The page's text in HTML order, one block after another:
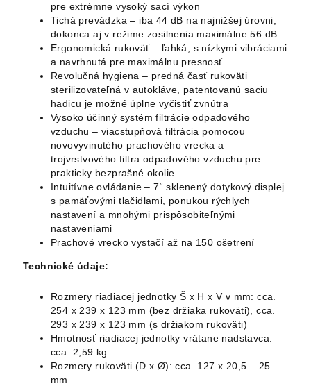
pre extrémne vysoký sací výkon
Tichá prevádzka – iba 44 dB na najnižšej úrovni,
dokonca aj v režime zosilnenia maximálne 56 dB
Ergonomická rukoväť – ľahká, s nízkymi vibráciami
a navrhnutá pre maximálnu presnosť
Revolučná hygiena – predná časť rukoväti
sterilizovateľná v autokláve, patentovanú saciu
hadicu je možné úplne vyčistiť zvnútra
Vysoko účinný systém filtrácie odpadového
vzduchu – viacstupňová filtrácia pomocou
novovyvinutého prachového vrecka a
trojvrstvového filtra odpadového vzduchu pre
prakticky bezprašné okolie
Intuitívne ovládanie – 7“ sklenený dotykový displej
s pamäťovými tlačidlami, ponukou rýchlych
nastavení a mnohými prispôsobiteľnými
nastaveniami
Prachové vrecko vystačí až na 150 ošetrení
Technické údaje:
Rozmery riadiacej jednotky Š x H x V v mm: cca.
254 x 239 x 123 mm (bez držiaka rukoväti), cca.
293 x 239 x 123 mm (s držiakom rukoväti)
Hmotnosť riadiacej jednotky vrátane nadstavca:
cca. 2,59 kg
Rozmery rukoväti (D x Ø): cca. 127 x 20,5 – 25
mm